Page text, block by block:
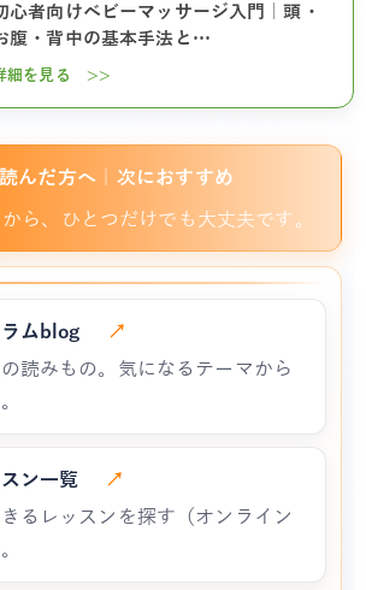
心者向けベビーマッサージ入門｜頭・
腹・背中の基本手法と…
細を見る >>
んだ方へ｜次におすすめ
ら、ひとつだけでも大丈夫です。
ラムblog
↗
読みもの。気になるテーマから
ン一覧
↗
るレッスンを探す（オンライン